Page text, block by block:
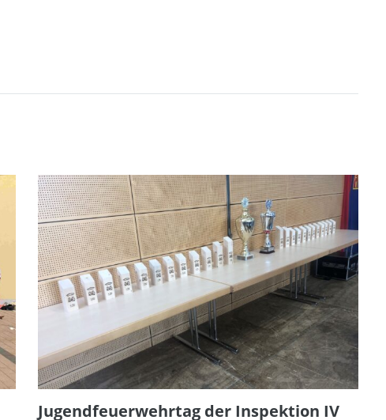
Jugendfeuerwehrtag der Inspektion IV